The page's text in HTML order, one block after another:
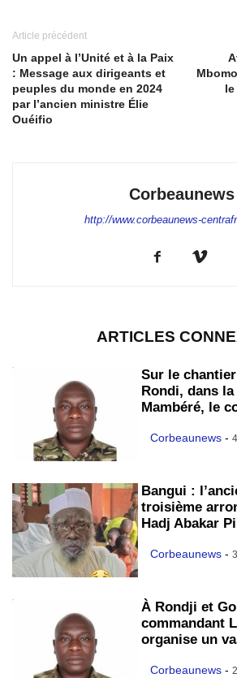
Article précédent
Un appel à l’Unité et à la Paix
: Message aux dirigeants et
peuples du monde en 2024
par l’ancien ministre Élie
Ouéifio
Corbeaunews
http://www.corbeaunews-
ARTICLES
Sur le
Rondi, dans la
Mambéré, le
Corbeaunews -
Bangui :
troisième
Hadj Abakar
Corbeaunews -
À Rondji et
commandant
organise un
Corbeaunews -